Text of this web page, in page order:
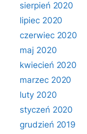
sierpień 2020
lipiec 2020
czerwiec 2020
maj 2020
kwiecień 2020
marzec 2020
luty 2020
styczeń 2020
grudzień 2019